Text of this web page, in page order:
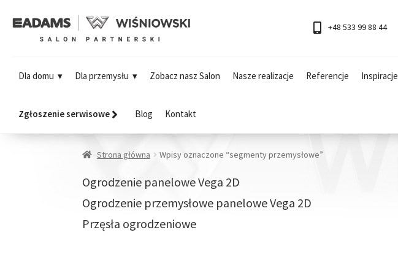
+48 533 99 88 44
Dla domu Dla przemysłu Zobacz nasz Salon Nasze realizacje Referencje Inspiracje
Zgłoszenie serwisowe Blog Kontakt
Strona główna Wpisy oznaczone “segmenty przemysłowe”
Ogrodzenie panelowe Vega 2D
Ogrodzenie przemysłowe panelowe Vega 2D
Przęsła ogrodzeniowe